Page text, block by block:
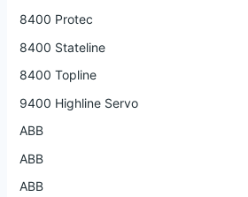
8400 Protec
8400 Stateline
8400 Topline
9400 Highline Servo
ABB
ABB
ABB